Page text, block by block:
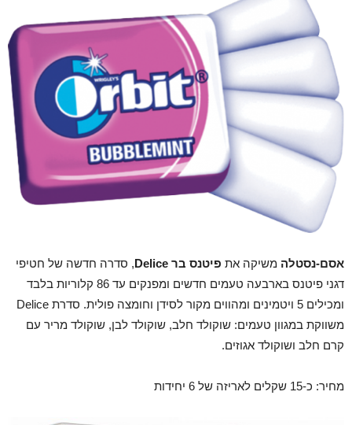
אסם-נסטלה משיקה את פיטנס בר Delice, סדרה חדשה של חטיפי
דגני פיטנס בארבעה טעמים חדשים ומפנקים עד 86 קלוריות בלבד
ומכילים 5 ויטמינים ומהווים מקור לסידן וחומצה פולית. סדרת Delice
משווקת במגוון טעמים: שוקולד חלב, שוקולד לבן, שוקולד מריר עם
קרם חלב ושוקולד אגוזים.
מחיר: כ-15 שקלים לאריזה של 6 יחידות